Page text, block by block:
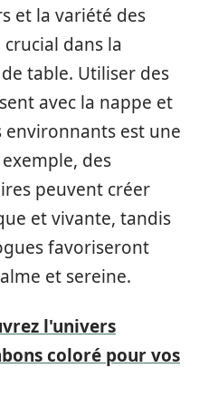
et la variété des
dans la
table. Utiliser des
avec la nappe et
est une
des
peuvent créer
et vivante, tandis
favoriseront
et sereine.
l'univers
coloré pour vos